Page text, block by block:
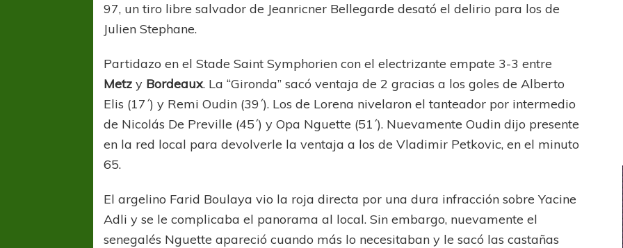
97, un tiro libre salvador de Jeanricner Bellegarde desató el delirio para los de
Julien Stephane.
Partidazo en el Stade Saint Symphorien con el electrizante empate 3-3 entre
Metz y Bordeaux. La “Gironda” sacó ventaja de 2 gracias a los goles de Alberto
Elis (17´) y Remi Oudin (39´). Los de Lorena nivelaron el tanteador por intermedio
de Nicolás De Preville (45´) y Opa Nguette (51´). Nuevamente Oudin dijo presente
en la red local para devolverle la ventaja a los de Vladimir Petkovic, en el minuto
65.
El argelino Farid Boulaya vio la roja directa por una dura infracción sobre Yacine
Adli y se le complicaba el panorama al local. Sin embargo, nuevamente el
senegalés Nguette apareció cuando más lo necesitaban y le sacó las castañas
jugará ante Estrella del Sur en el
Federal